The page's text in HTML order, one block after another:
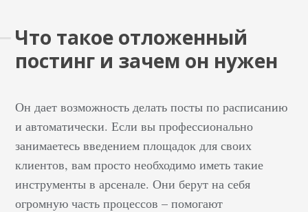
Что такое отложенный
постинг и зачем он нужен
Он дает возможность делать посты по расписанию
и автоматически. Если вы профессионально
занимаетесь введением площадок для своих
клиентов, вам просто необходимо иметь такие
инструменты в арсенале. Они берут на себя
огромную часть процессов – помогают